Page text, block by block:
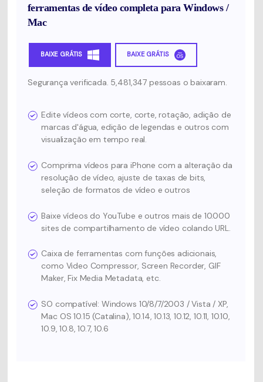
ferramentas de vídeo completa para Windows /
Mac
BAIXE GRÁTIS BAIXE GRÁTIS
Segurança verificada. 5,481,347 pessoas o baixaram.
Edite vídeos com corte, corte, rotação, adição de
marcas d'água, edição de legendas e outros com
visualização em tempo real.
Comprima vídeos para iPhone com a alteração da
resolução de vídeo, ajuste de taxas de bits,
seleção de formatos de vídeo e outros
Baixe vídeos do YouTube e outros mais de 10.000
sites de compartilhamento de vídeo colando URL.
Caixa de ferramentas com funções adicionais,
como Video Compressor, Screen Recorder, GIF
Maker, Fix Media Metadata, etc.
SO compatível: Windows 10/8/7/2003 / Vista / XP,
Mac OS 10.15 (Catalina), 10.14, 10.13, 10.12, 10.11, 10.10,
10.9, 10.8, 10.7, 10.6